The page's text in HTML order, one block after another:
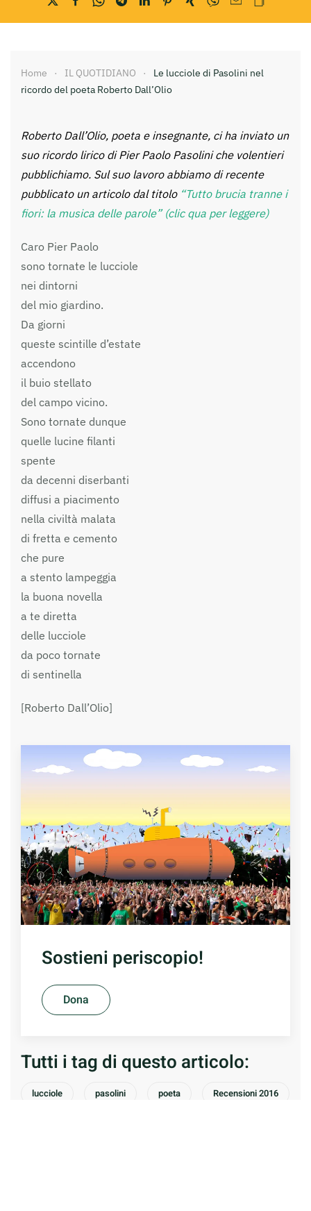
Home IL QUOTIDIANO
Le lucciole di Pasolini nel
ricordo del poeta Roberto Dall’Olio
Roberto Dall’Olio, poeta e insegnante, ci ha inviato un
suo ricordo lirico di Pier Paolo Pasolini che volentieri
pubblichiamo. Sul suo lavoro abbiamo di recente
pubblicato un articolo dal titolo “Tutto brucia tranne i
fiori: la musica delle parole” (clic qua per leggere)
Caro Pier Paolo
sono tornate le lucciole
nei dintorni
del mio giardino.
Da giorni
queste scintille d’estate
accendono
il buio stellato
del campo vicino.
Sono tornate dunque
quelle lucine filanti
spente
da decenni diserbanti
diffusi a piacimento
nella civiltà malata
di fretta e cemento
che pure
a stento lampeggia
la buona novella
a te diretta
delle lucciole
da poco tornate
di sentinella
[Roberto Dall’Olio]
Sostieni periscopio!
Dona
Tutti i tag di questo articolo:
lucciole pasolini poeta Recensioni 2016